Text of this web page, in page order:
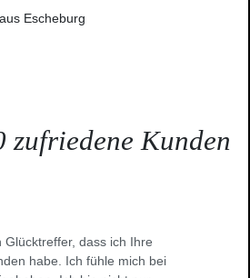
Escheburg
zufriedene Kunden
Glücktreffer, dass ich Ihre
habe. Ich fühle mich bei